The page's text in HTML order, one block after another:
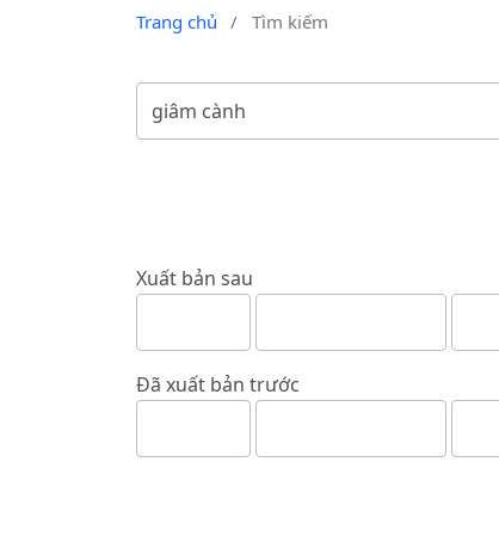
Trang chủ / Tìm kiếm
Xuất bản sau
Đã xuất bản trước